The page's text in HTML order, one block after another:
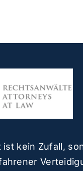
ist kein Zufall,